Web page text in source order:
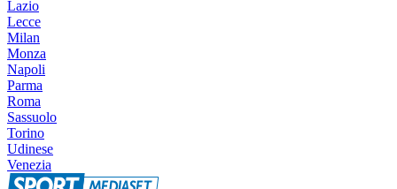
Lazio
Lecce
Milan
Monza
Napoli
Parma
Roma
Sassuolo
Torino
Udinese
Venezia